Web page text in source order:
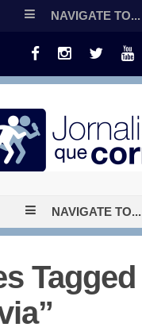
NAVIGATE TO...
NAVIGATE TO...
Tagged